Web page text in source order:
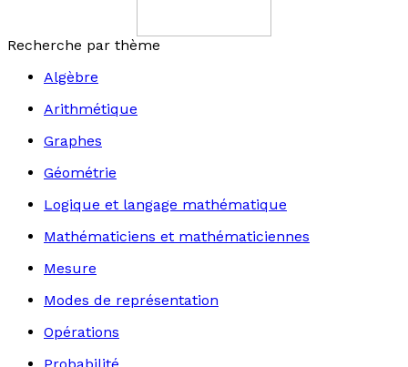
Recherche par thème
Algèbre
Arithmétique
Graphes
Géométrie
Logique et langage mathématique
Mathématiciens et mathématiciennes
Mesure
Modes de représentation
Opérations